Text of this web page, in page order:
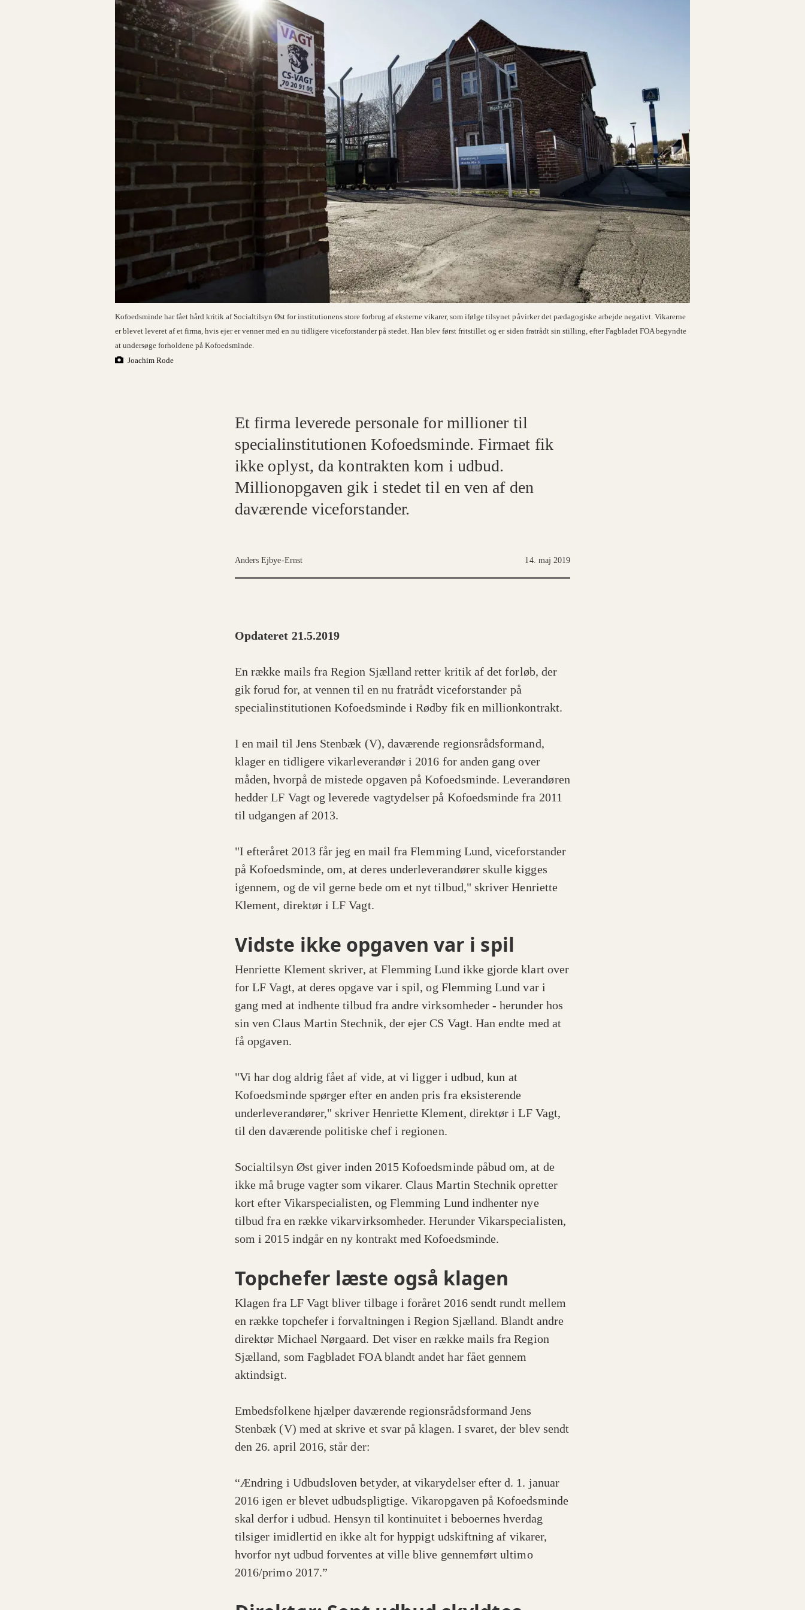
Kofoedsminde har fået hård kritik af Socialtilsyn Øst for institutionens store forbrug af eksterne vikarer, som ifølge tilsynet påvirker det pædagogiske arbejde negativt. Vikarerne
er blevet leveret af et firma, hvis ejer er venner med en nu tidligere viceforstander på stedet. Han blev først fritstillet og er siden fratrådt sin stilling, efter Fagbladet FOA begyndte
at undersøge forholdene på Kofoedsminde.
Joachim Rode
Et firma leverede personale for millioner til
specialinstitutionen Kofoedsminde. Firmaet fik
ikke oplyst, da kontrakten kom i udbud.
Millionopgaven gik i stedet til en ven af den
daværende viceforstander.
Anders Ejbye-Ernst 14. maj 2019
Opdateret 21.5.2019
En række mails fra Region Sjælland retter kritik af det forløb, der
gik forud for, at vennen til en nu fratrådt viceforstander på
specialinstitutionen Kofoedsminde i Rødby fik en millionkontrakt.
I en mail til Jens Stenbæk (V), daværende regionsrådsformand,
klager en tidligere vikarleverandør i 2016 for anden gang over
måden, hvorpå de mistede opgaven på Kofoedsminde. Leverandøren
hedder LF Vagt og leverede vagtydelser på Kofoedsminde fra 2011
til udgangen af 2013.
"I efteråret 2013 får jeg en mail fra Flemming Lund, viceforstander
på Kofoedsminde, om, at deres underleverandører skulle kigges
igennem, og de vil gerne bede om et nyt tilbud," skriver Henriette
Klement, direktør i LF Vagt.
Vidste ikke opgaven var i spil
Henriette Klementskriver, at Flemming Lund ikke gjorde klart over
for LF Vagt, at deres opgave var i spil, og Flemming Lund var i
gang med at indhente tilbud fra andre virksomheder - herunder hos
sin ven Claus Martin Stechnik, der ejer CS Vagt. Han endte med at
få opgaven.
"Vi har dog aldrig fået af vide, at vi ligger i udbud, kun at
Kofoedsminde spørger efter en anden pris fra eksisterende
underleverandører," skriver Henriette Klement, direktør i LF Vagt,
til den daværende politiske chef i regionen.
Socialtilsyn Øst giver inden 2015 Kofoedsminde påbud om, at de
ikke må bruge vagter som vikarer. Claus Martin Stechnik opretter
kort efter Vikarspecialisten, og Flemming Lund indhenter nye
tilbud fra en række vikarvirksomheder. Herunder Vikarspecialisten,
som i 2015 indgår en ny kontrakt med Kofoedsminde.
Topchefer læste også klagen
Klagen fra LF Vagt bliver tilbage i foråret 2016 sendt rundt mellem
en række topchefer i forvaltningen i Region Sjælland. Blandt andre
direktør Michael Nørgaard. Det viser en række mails fra Region
Sjælland, som Fagbladet FOA blandt andet har fået gennem
aktindsigt.
Embedsfolkene hjælper daværende regionsrådsformand Jens
Stenbæk (V) med at skrive et svar på klagen. I svaret, der blev sendt
den 26. april 2016, står der:
“Ændring i Udbudsloven betyder, at vikarydelser efter d. 1. januar
2016 igen er blevet udbudspligtige. Vikaropgaven på Kofoedsminde
skal derfor i udbud. Hensyn til kontinuitet i beboernes hverdag
tilsiger imidlertid en ikke alt for hyppigt udskiftning af vikarer,
hvorfor nyt udbud forventes at ville blive gennemført ultimo
2016/primo 2017.”